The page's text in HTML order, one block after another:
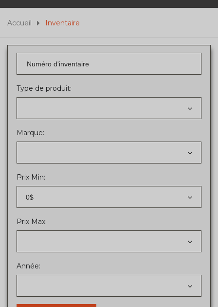
Accueil Inventaire
Type de produit:
Marque:
Prix Min:
0$
Prix Max:
Année: